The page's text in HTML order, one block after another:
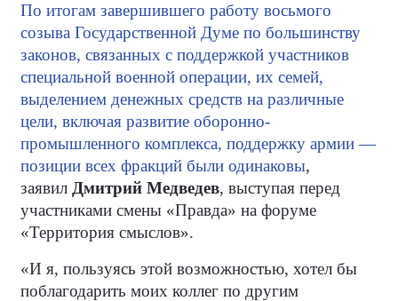
По итогам завершившего работу восьмого
созыва Государственной Думе по большинству
законов, связанных с поддержкой участников
специальной военной операции, их семей,
выделением денежных средств на различные
цели, включая развитие оборонно-
промышленного комплекса, поддержку армии —
позиции всех фракций были одинаковы,
заявил Дмитрий Медведев, выступая перед
участниками смены «Правда» на форуме
«Территория смыслов».
«И я, пользуясь этой возможностью, хотел бы
поблагодарить моих коллег по другим